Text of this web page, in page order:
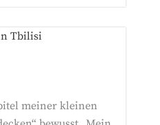
meiner kleinen